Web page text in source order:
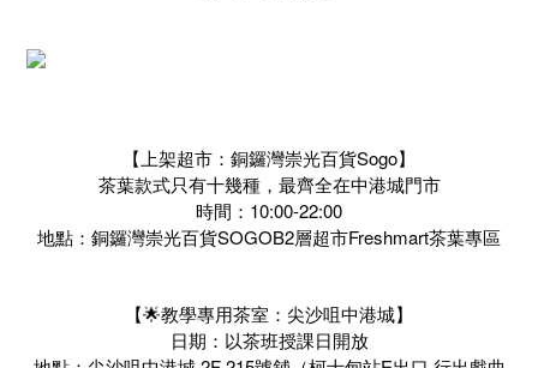
【上架超市：銅鑼灣崇光百貨Sogo】
茶葉款式只有十幾種，最齊全在中港城門市
時間：10:00-22:00
地點：銅鑼灣崇光百貨SOGOB2層超市Freshmart茶葉專區
【🌟教學專用茶室：尖沙咀中港城】
日期：以茶班授課日開放